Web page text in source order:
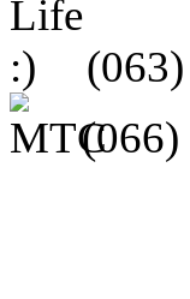
(063)
(066)